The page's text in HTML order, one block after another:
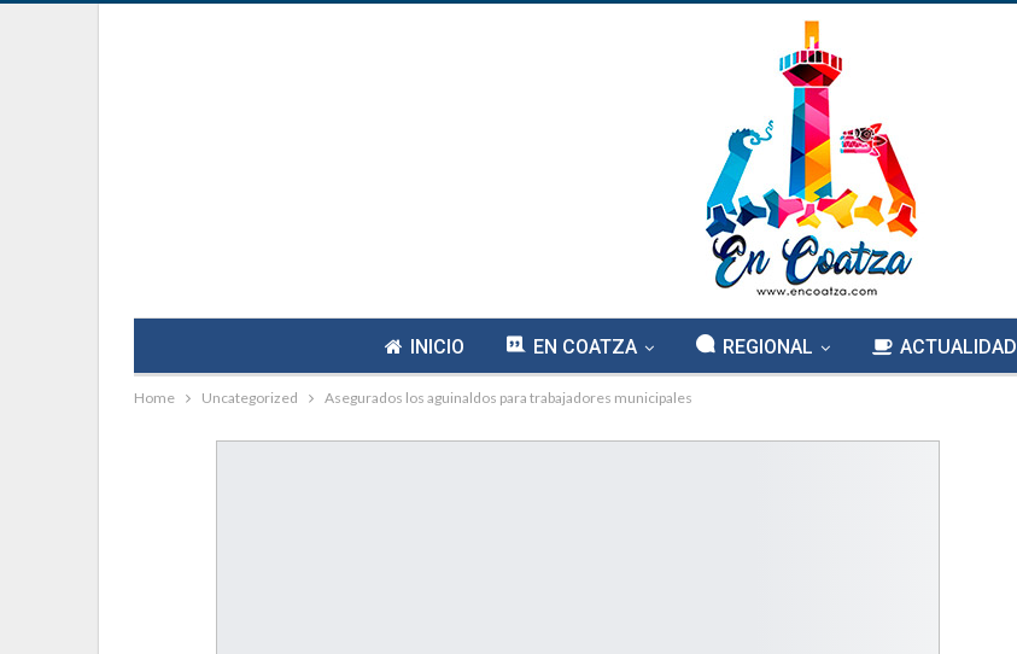
INICIO EN COATZA REGIONAL ACTUALIDAD
Home Uncategorized Asegurados los aguinaldos para trabajadores municipales